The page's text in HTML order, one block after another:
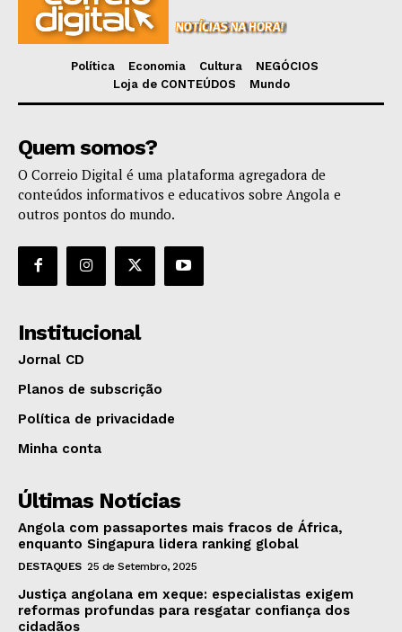
Política Economia Cultura
NEGÓCIOS
Loja de CONTEÚDOS
Mundo
Quem somos?
O Correio Digital é uma plataforma agregadora de
conteúdos informativos e educativos sobre Angola e
outros pontos do mundo.
Institucional
Jornal CD
Planos de subscrição
Política de privacidade
Minha conta
Últimas Notícias
Angola com passaportes mais fracos de África,
enquanto Singapura lidera ranking global
DESTAQUES 25 de Setembro, 2025
Justiça angolana em xeque: especialistas exigem
reformas profundas para resgatar confiança dos
cidadãos